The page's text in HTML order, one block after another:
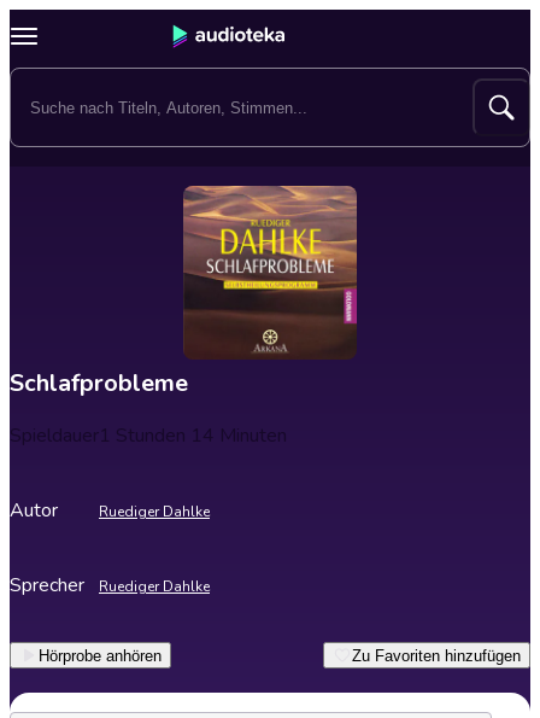
Schlafprobleme
Spieldauer1 Stunden 14 Minuten
Autor Ruediger Dahlke
Sprecher Ruediger Dahlke
Hörprobe anhören Zu Favoriten hinzufügen